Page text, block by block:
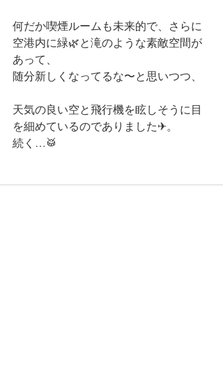
何だか喫煙ルームも未来的で、さらに
空港内に緑🌿と滝のような素敵空間が
あって、
随分新しくなってるな〜と思いつつ、
天気の良い空と飛行機を眩しそうに目
を細めているのでありました✈。
続く…🥁